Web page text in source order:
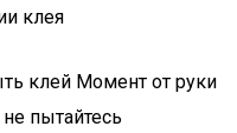
клея
клей Момент от руки
пытайтесь